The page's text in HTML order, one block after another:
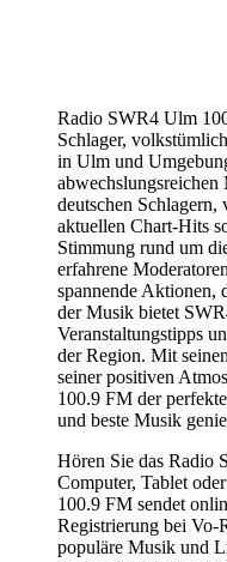
Radio SWR4 Ulm
Schlager,
in Ulm und
abwechslungsreichen
deutschen
aktuellen Chart-Hits
Stimmung rund um
erfahrene
spannende Aktionen,
der Musik bietet
Veranstaltungstipps
der Region. Mit
seiner positiven
100.9 FM der
und beste Musik
Hören Sie das Radio
Computer, Tablet
100.9 FM sendet
Registrierung bei Vo-
populäre Musik und